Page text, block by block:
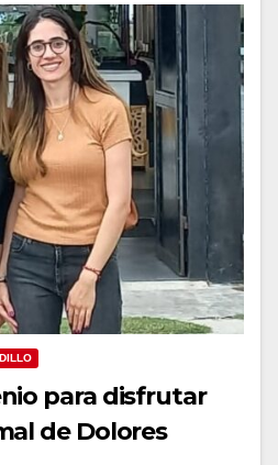
para disfrutar
de Dolores